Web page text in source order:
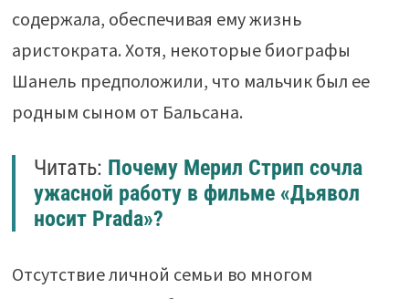
содержала, обеспечивая ему жизнь
аристократа. Хотя, некоторые биографы
Шанель предположили, что мальчик был ее
родным сыном от Бальсана.
Читать: Почему Мерил Стрип сочла
ужасной работу в фильме «Дьявол
носит Prada»?
Отсутствие личной семьи во многом